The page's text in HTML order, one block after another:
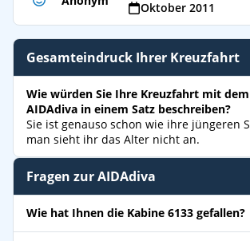
Oktober 2011
Gesamteindruck Ihrer Kreuzfahrt
Wie würden Sie Ihre Kreuzfahrt mit
AIDAdiva in einem Satz beschreiben?
Sie ist genauso schon wie ihre jüngeren
man sieht ihr das Alter nicht an.
Fragen zur AIDAdiva
Wie hat Ihnen die Kabine 6133 gefallen?